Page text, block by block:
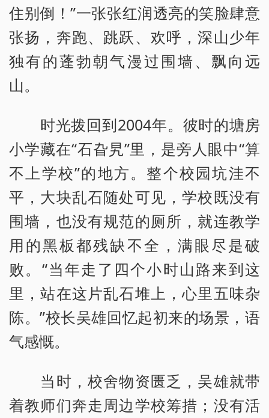
住别倒！”一张张红润透亮的笑脸肆意
张扬，奔跑、跳跃、欢呼，深山少年
独有的蓬勃朝气漫过围墙、飘向远
山。
时光拨回到2004年。彼时的塘房
小学藏在“石旮旯”里，是旁人眼中“算
不上学校”的地方。整个校园坑洼不
平，大块乱石随处可见，学校既没有
围墙，也没有规范的厕所，就连教学
用的黑板都残缺不全，满眼尽是破
败。“当年走了四个小时山路来到这
里，站在这片乱石堆上，心里五味杂
陈。”校长吴雄回忆起初来的场景，语
气感慨。
当时，校舍物资匮乏，吴雄就带
着教师们奔走周边学校筹措；没有活